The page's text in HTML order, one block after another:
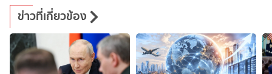
ข่าวที่เกี่ยวข้อง